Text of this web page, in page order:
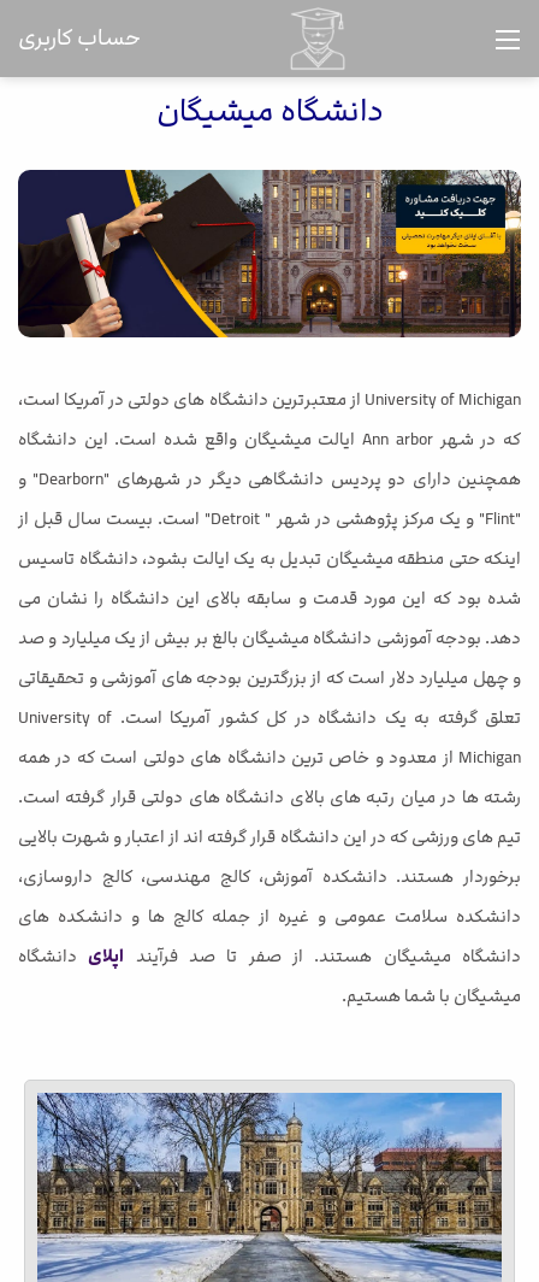
حساب کاربری
دانشگاه میشیگان
University of Michigan از معتبرترین دانشگاه های دولتی در آمریکا است،
که در شهر Ann arbor ایالت میشیگان واقع شده است. این دانشگاه
همچنین دارای دو پردیس دانشگاهی دیگر در شهرهای "Dearborn" و
"Flint" و یک مرکز پژوهشی در شهر " Detroit" است. بیست سال قبل از
اینکه حتی منطقه میشیگان تبدیل به یک ایالت بشود، دانشگاه تاسیس
شده بود که این مورد قدمت و سابقه بالای این دانشگاه را نشان می
دهد. بودجه آموزشی دانشگاه میشیگان بالغ بر بیش از یک میلیارد و صد
و چهل میلیارد دلار است که از بزرگترین بودجه های آموزشی و تحقیقاتی
تعلق گرفته به یک دانشگاه در کل کشور آمریکا است. University of
Michigan از معدود و خاص ترین دانشگاه های دولتی است که در همه
رشته ها در میان رتبه های بالای دانشگاه های دولتی قرار گرفته است.
تیم های ورزشی که در این دانشگاه قرار گرفته اند از اعتبار و شهرت بالایی
برخوردار هستند. دانشکده آموزش، کالج مهندسی، کالج داروسازی،
دانشکده سلامت عمومی و غیره از جمله کالج ها و دانشکده های
دانشگاه میشیگان هستند. از صفر تا صد فرآیند اپلای دانشگاه
میشیگان با شما هستیم.